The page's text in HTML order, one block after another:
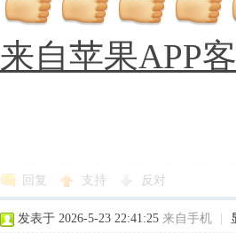
来自苹果APP
回复 支持 反对
发表于 2026-5-23 22:41:25 来自手机